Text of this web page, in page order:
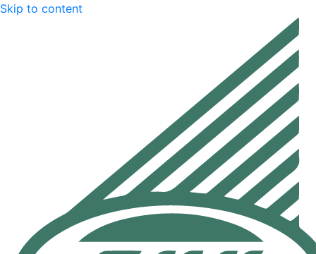
Skip to content